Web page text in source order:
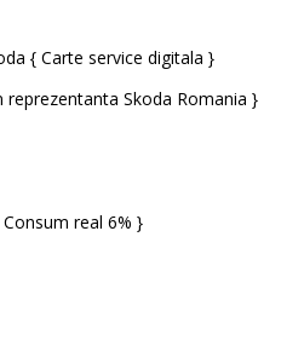
{ Carte service digitala }
Skoda Romania }
real 6% }